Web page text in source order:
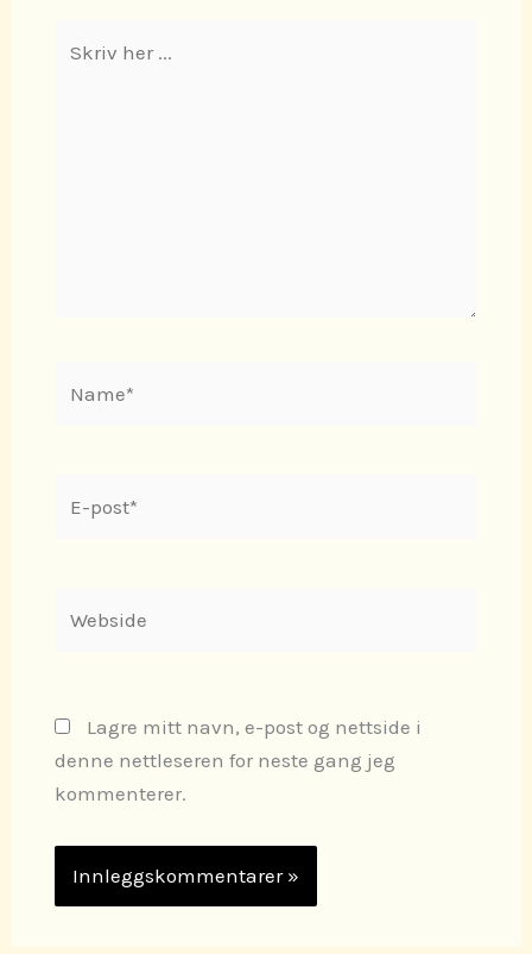
post*
Lagre mitt navn, e-post og nettside i
denne nettleseren for neste gang jeg
kommenterer.